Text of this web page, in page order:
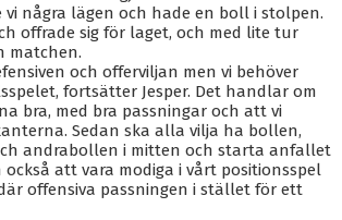
vi några lägen och hade en boll i stolpen.
offrade sig för laget, och med lite tur
matchen.
och offerviljan men vi behöver
fortsätter Jesper. Det handlar om
bra, med bra passningar och att vi
Sedan ska alla vilja ha bollen,
andrabollen i mitten och starta anfallet
också att vara modiga i vårt positionsspel
offensiva passningen i stället för ett